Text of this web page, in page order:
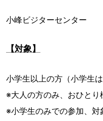
小峰ビジターセンター
【対象】
小学生以上の方（小学生
※大人の方のみ、おひとり
※小学生のみでの参加、